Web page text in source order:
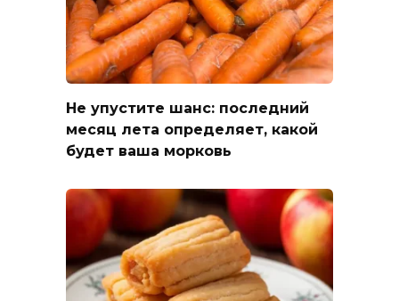
Не упустите шанс: последний
месяц лета определяет, какой
будет ваша морковь